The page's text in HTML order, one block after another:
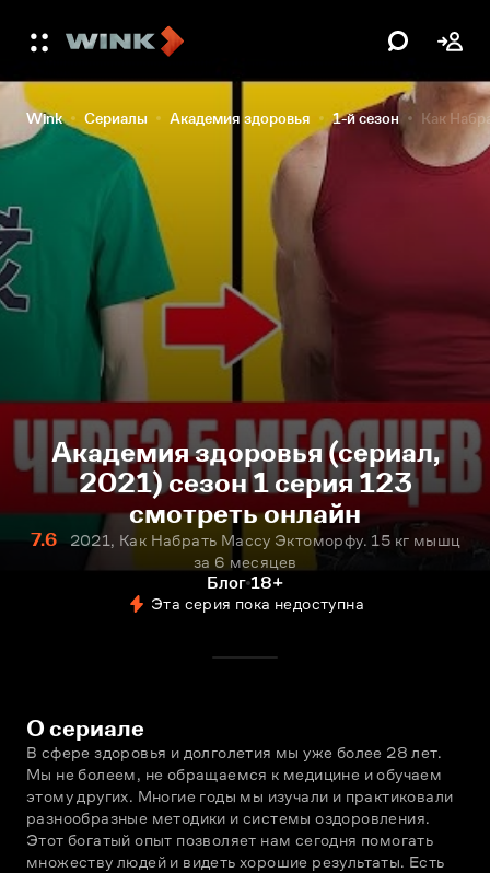
Wink Сериалы Академия здоровья 1-й сезон Как
Академия здоровья (сериал,
2021) сезон 1 серия 123
смотреть онлайн
7.6
2021, Как Набрать Массу Эктоморфу. 15 кг мышц
за 6 месяцев
Блог 18+
Эта серия пока недоступна
О сериале
В сфере здоровья и долголетия мы уже более 28 лет.
Мы не болеем, не обращаемся к медицине и обучаем
этому других. Многие годы мы изучали и практиковали
разнообразные методики и системы оздоровления.
Этот богатый опыт позволяет нам сегодня помогать
множеству людей и видеть хорошие результаты. Есть